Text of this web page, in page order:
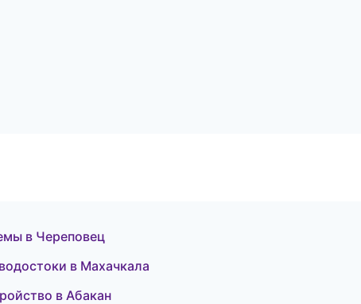
в Череповец
в Махачкала
в Абакан